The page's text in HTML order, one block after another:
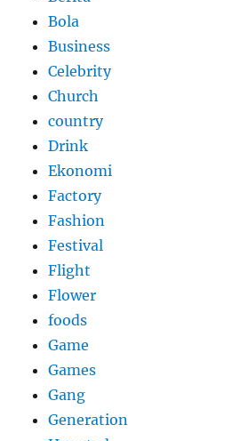
Bola
Business
Celebrity
Church
country
Drink
Ekonomi
Factory
Fashion
Festival
Flight
Flower
foods
Game
Games
Gang
Generation